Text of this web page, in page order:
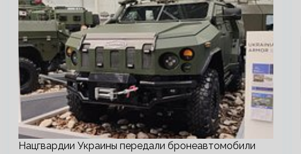
Нацгвардии Украины передали бронеавтомобили